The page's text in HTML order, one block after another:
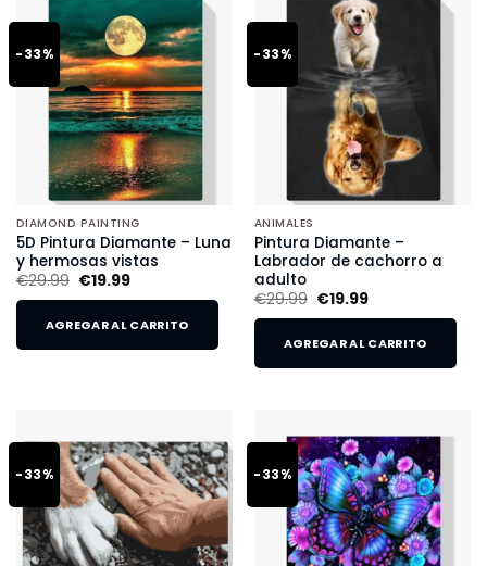
-33%
DIAMOND PAINTING
5D Pintura Diamante – Luna
y hermosas vistas
€29.99 €19.99
AGREGAR AL CARRITO
-33%
ANIMALES
Pintura Diamante –
Labrador de cachorro a
adulto
€29.99 €19.99
AGREGAR AL CARRITO
-33% -33%